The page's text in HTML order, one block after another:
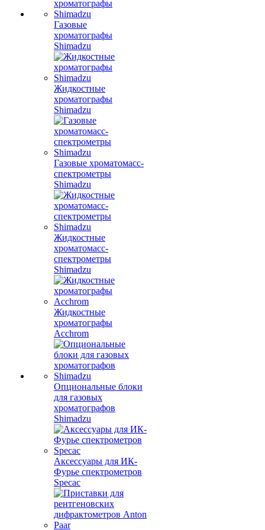
Газовые
хроматографы
Shimadzu
Жидкостные
хроматографы
Shimadzu
Газовые хроматомасс-
спектрометры
Shimadzu
Жидкостные
хроматомасс-
спектрометры
Shimadzu
Жидкостные
хроматографы
Acchrom
Опциональные блоки
для газовых
хроматографов
Shimadzu
Аксессуары для ИК-
Фурье спектрометров
Specac